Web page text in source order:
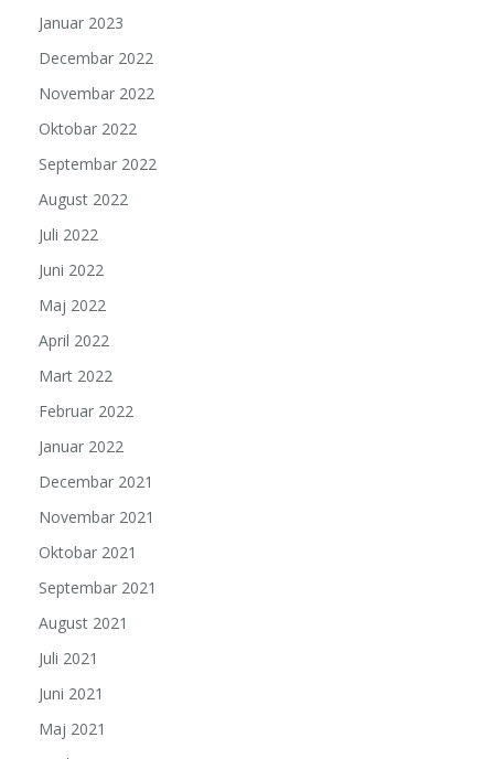
Januar 2023
Decembar 2022
Novembar 2022
Oktobar 2022
Septembar 2022
August 2022
Juli 2022
Juni 2022
Maj 2022
April 2022
Mart 2022
Februar 2022
Januar 2022
Decembar 2021
Novembar 2021
Oktobar 2021
Septembar 2021
August 2021
Juli 2021
Juni 2021
Maj 2021